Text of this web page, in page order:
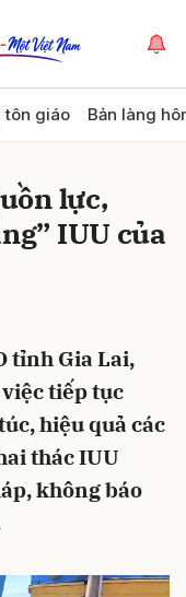
tôn giáo Bản làng
lực,
IUU của
tỉnh Gia Lai,
tiếp tục
hiệu quả các
thác IUU
không báo